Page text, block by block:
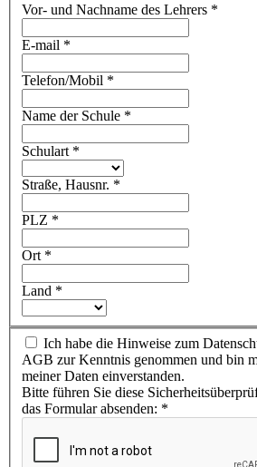
Vor- und Nachname des Lehrers *
E-mail *
Telefon/Mobil *
Name der Schule *
Schulart *
Straße, Hausnr. *
PLZ *
Ort *
Land *
Ich habe die Hinweise zum
AGB zur Kenntnis genommen und bin
meiner Daten einverstanden.
Bitte führen Sie diese
das Formular absenden: *